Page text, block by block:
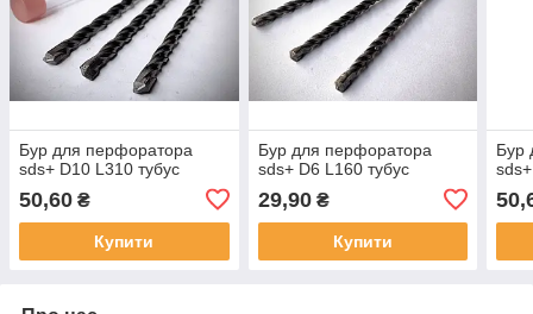
Бур для перфоратора
sds+ D10 L310 тубус
50,60 ₴
Купити
Бур для перфоратора
sds+ D6 L160 тубус
29,90₴
Купити
Бур